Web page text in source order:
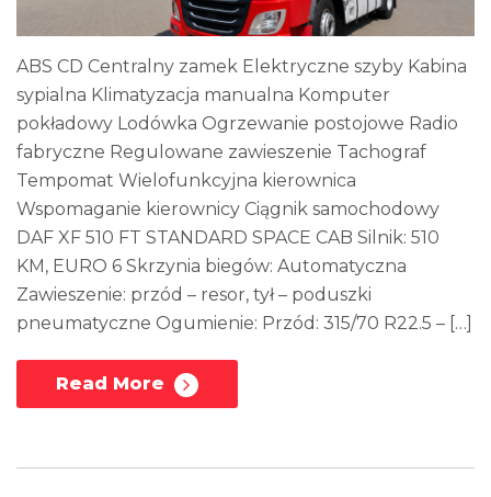
ABS CD Centralny zamek Elektryczne szyby Kabina
sypialna Klimatyzacja manualna Komputer
pokładowy Lodówka Ogrzewanie postojowe Radio
fabryczne Regulowane zawieszenie Tachograf
Tempomat Wielofunkcyjna kierownica
Wspomaganie kierownicy Ciągnik samochodowy
DAF XF 510 FT STANDARD SPACE CAB Silnik: 510
KM, EURO 6 Skrzynia biegów: Automatyczna
Zawieszenie: przód – resor, tył – poduszki
pneumatyczne Ogumienie: Przód: 315/70 R22.5 – […]
Read More